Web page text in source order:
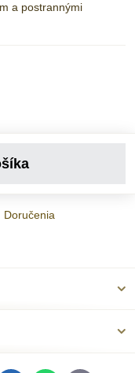
a postrannými
Doručenia